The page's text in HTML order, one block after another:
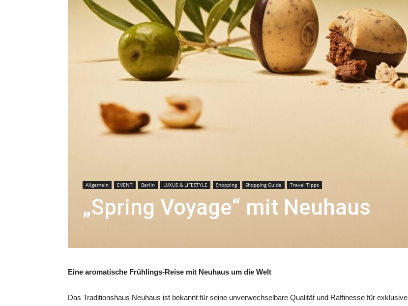
Allgemein EVENT Berlin LUXUS & LIFESTYLE Shopping Shopping Guide Travel Tipps
„Spring Voyage“ mit Neuhaus
Eine aromatische Frühlings-Reise mit Neuhaus um die Welt
Das Traditionshaus Neuhaus ist bekannt für seine unverwechselbare Qualität und Raffinesse für exklusive